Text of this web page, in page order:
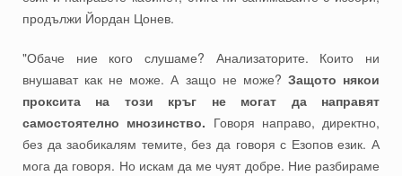
продължи Йордан Цонев.
"Обаче ние кого слушаме? Анализаторите. Които ни
внушават как не може. А защо не може? Защото някои
проксита на този кръг не могат да направят
самостоятелно мнозинство. Говоря направо, директно,
без да заобикалям темите, без да говоря с Езопов език. А
мога да говоря. Но искам да ме чуят добре. Ние разбираме